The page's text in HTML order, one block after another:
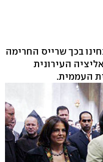
בכך שרייס החרימה
העירונית
העממית.